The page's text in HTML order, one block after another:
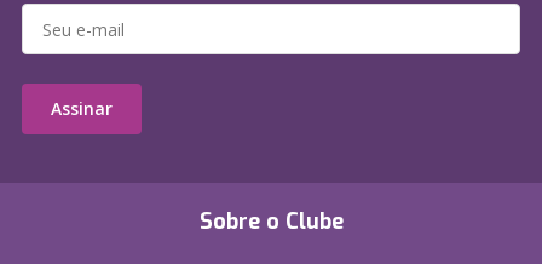
Sobre o Clube
Assinar